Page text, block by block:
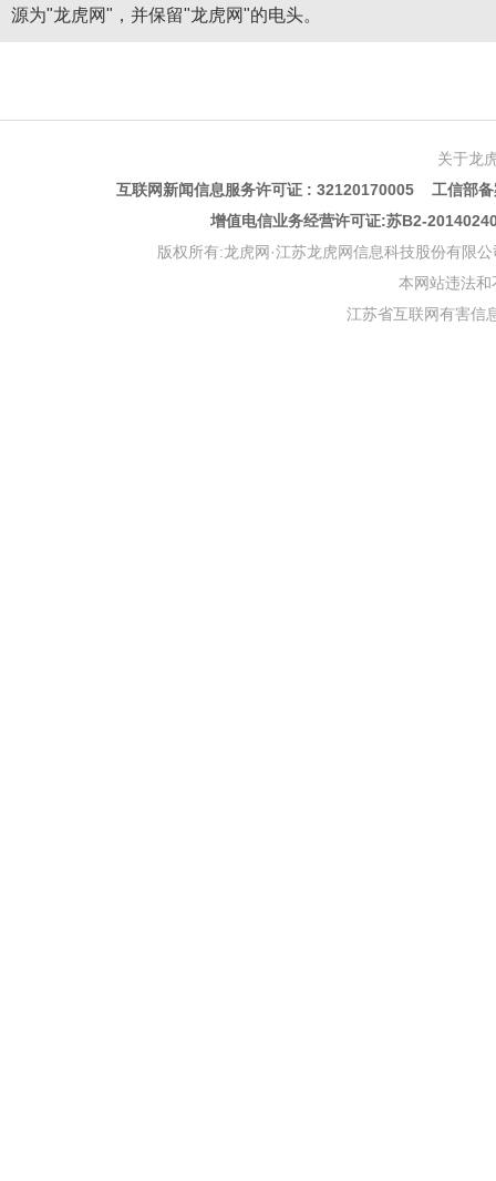
源为"龙虎网"，并保留"龙虎网"的电头。
关于龙
互联网新闻信息服务许可证 : 32120170005 工信部
增值电信业务经营许可证:苏B2-
版权所有:龙虎网·江苏龙虎网信息科技股份有限
本网站违法
江苏省互联网有害